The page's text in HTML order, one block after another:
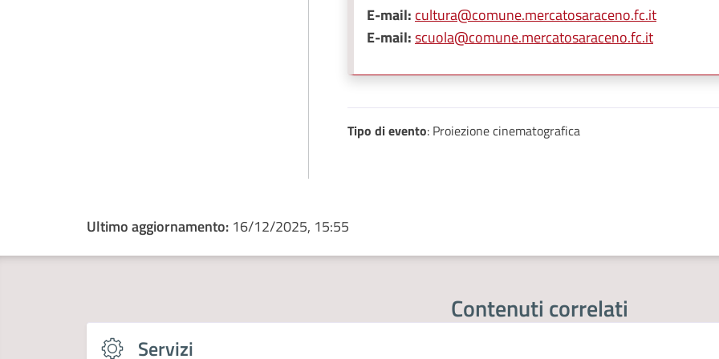
E-mail: cultura@comune.mercatosaraceno.fc.it
E-mail:scuola@comune.mercatosaraceno.fc.it
Tipo di evento: Proiezione cinematografica
Ultimo aggiornamento: 16/12/2025, 15:55
Contenuti correlati
Servizi